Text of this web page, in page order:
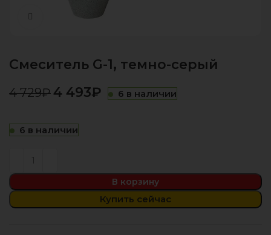
Нажмите, чтобы увеличить
Смеситель G-1, темно-серый
4 729₽ 4 493₽ 6 в наличии
6 в наличии
В корзину
Купить сейчас